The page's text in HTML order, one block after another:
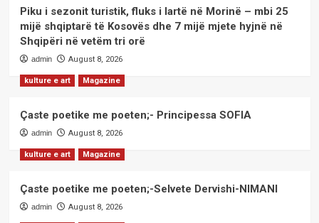
Piku i sezonit turistik, fluks i lartë në Morinë – mbi 25
mijë shqiptarë të Kosovës dhe 7 mijë mjete hyjnë në
Shqipëri në vetëm tri orë
admin August 8, 2026
kulture e art Magazine
Çaste poetike me poeten;- Principessa SOFIA
admin August 8, 2026
kulture e art Magazine
Çaste poetike me poeten;-Selvete Dervishi-NIMANI
admin August 8, 2026